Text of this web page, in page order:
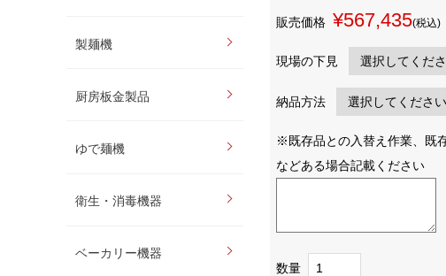
製麺機
厨房板金製品
ゆで麺機
衛生・消毒機器
ベーカリー機器
販売価格 ¥567,435(税込)
現場の下見
納品方法
※既存品との入替え作業、既
などある場合記載ください
数量